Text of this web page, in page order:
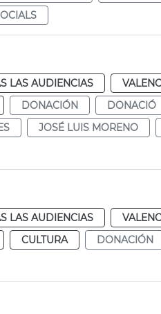
LAS AUDIENCIAS
DONACIÓN
DONACIÓ
JOSÉ LUIS MORENO
LAS AUDIENCIAS
CULTURA DONACIÓN